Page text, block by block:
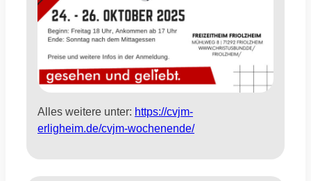
Alles weitere unter: https://cvjm-
erligheim.de/cvjm-wochenende/